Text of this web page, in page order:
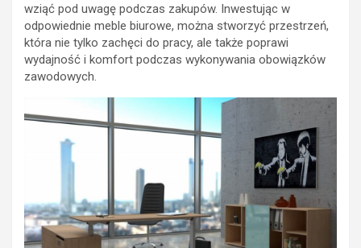
wziąć pod uwagę podczas zakupów. Inwestując w
odpowiednie meble biurowe, można stworzyć przestrzeń,
która nie tylko zachęci do pracy, ale także poprawi
wydajność i komfort podczas wykonywania obowiązków
zawodowych.